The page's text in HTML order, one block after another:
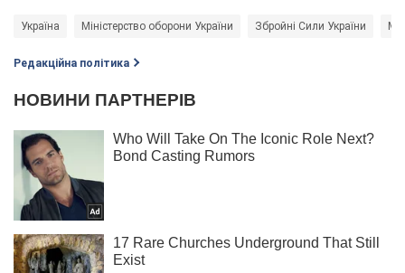
Україна Міністерство оборони України Збройні Сили України
Редакційна політика